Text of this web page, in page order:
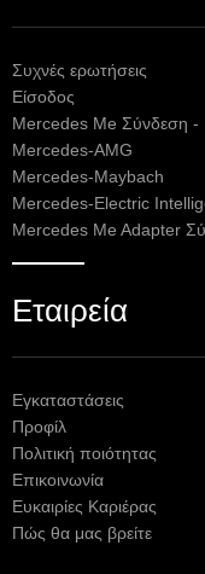
Συχνές ερωτήσεις
Είσοδος
Mercedes Me Σύνδεση -
Mercedes-AMG
Mercedes-Maybach
Mercedes-Electric
Mercedes Me Adapter
Εταιρεία
Εγκαταστάσεις
Προφίλ
Πολιτική ποιότητας
Επικοινωνία
Ευκαιρίες Καριέρας
Πώς θα μας βρείτε